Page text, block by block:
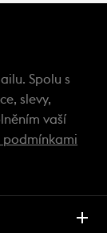
Spolu s
slevy,
vaší
podmínkami